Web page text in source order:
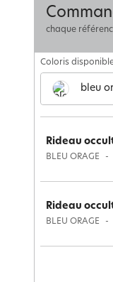
chaque
Coloris
bleu
Rideau
BLEU ORAGE
Rideau
BLEU ORAGE